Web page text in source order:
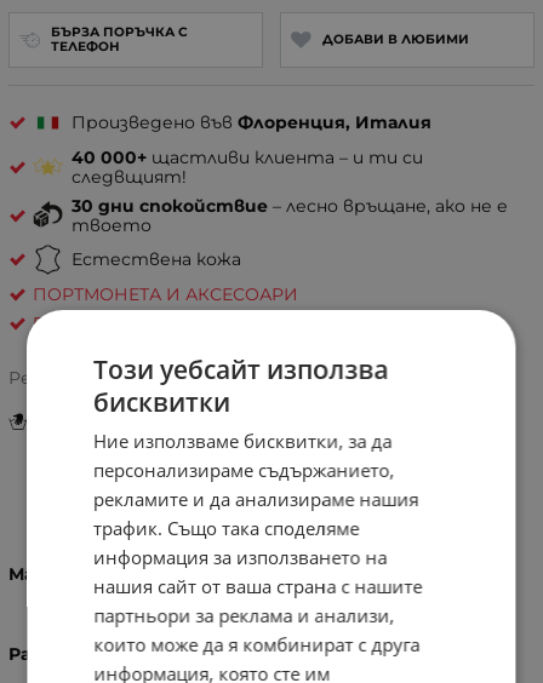
БЪРЗА ПОРЪЧКА С
ТЕЛЕФОН
ДОБАВИ В ЛЮБИМИ
Произведено във Флоренция, Италия
40 000+ щастливи клиента – и ти си
следвщият!
30 дни спокойствие – лесно връщане, ако не е
твоето
Естествена кожа
ПОРТМОНЕТА И АКСЕСОАРИ
Pelletteria Italia
Рейтинг:
Информация
Материал: 100% Естествена кожа
Размери:
Този уебсайт използва
бисквитки
Ние използваме бисквитки, за да
персонализираме съдържанието,
рекламите и да анализираме нашия
трафик. Също така споделяме
информация за използването на
нашия сайт от ваша страна с нашите
партньори за реклама и анализи,
които може да я комбинират с друга
информация, която сте им